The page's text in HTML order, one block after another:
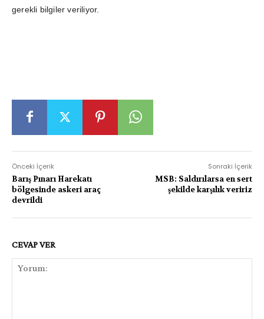
gerekli bilgiler veriliyor.
Önceki İçerik
Barış Pınarı Harekatı
bölgesinde askeri araç
devrildi
Sonraki İçerik
MSB: Saldırılarsa en sert
şekilde karşılık veririz
CEVAP VER